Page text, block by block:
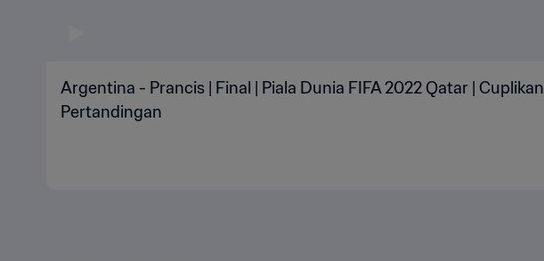
Argentina - Prancis | Final | Piala Dunia FIFA 2022 Qatar | Cuplikan
Pertandingan